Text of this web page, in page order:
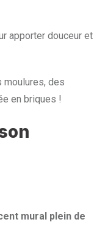
apporter douceur et
moulures, des
en briques !
mural plein de